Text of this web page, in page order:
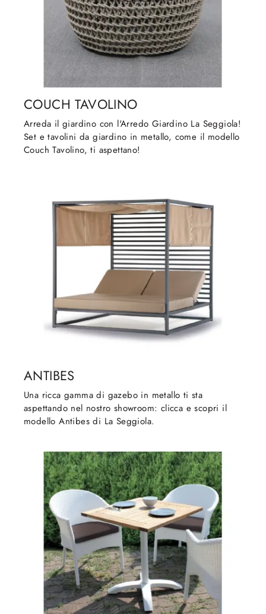
COUCH TAVOLINO
Arreda il giardino con l'Arredo Giardino La Seggiola!
Set e tavolini da giardino in metallo, come il modello
Couch Tavolino, ti aspettano!
ANTIBES
Una ricca gamma di gazebo in metallo ti sta
aspettando nel nostro showroom: clicca e scopri il
modello Antibes di La Seggiola.